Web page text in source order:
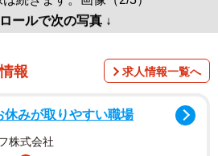
ールで次の写真 ↓
報 求人情報一覧へ
休みが取りやすい職場
株式会社